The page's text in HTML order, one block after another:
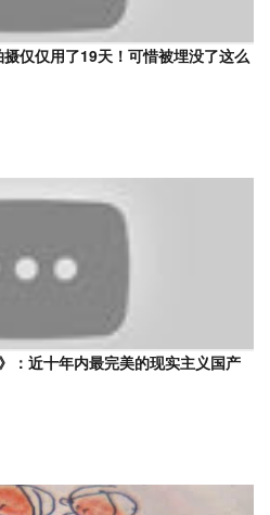
摄仅仅用了19天！可惜被埋没了这么
：近十年内最完美的现实主义国产